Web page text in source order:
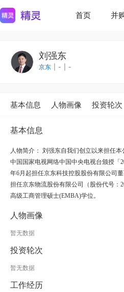
首页 并
刘强东
京东 - -
基本信息 人物画像 投资轮次
基本信息
人物简介： 刘强东自我们创立以来担任本
中国国家电视网络中国中央电视台颁授「
年6月起担任京东科技控股股份有限公司
担任京东物流股份有限公司（股份代号：
高级工商管理硕士(EMBA)学位。
人物画像
暂无数据
投资轮次
暂无数据
工作经历